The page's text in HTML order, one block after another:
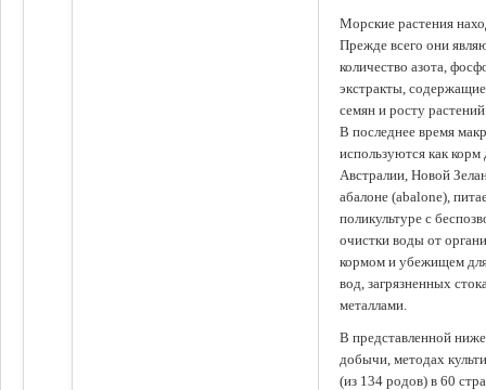
Морские растения
Прежде всего они
количество азота,
экстракты,
семян и росту
В последнее время
используются как
Австралии, Новой
абалоне (abalone),
поликультуре с
очистки воды от
кормом и убежищем
вод, загрязненных
металлами.
В представленной
добычи, методах
(из 134 родов) в 60